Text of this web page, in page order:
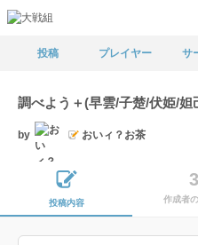
投稿 プレイヤー サ
調べよう＋(早雲/子楚/伏姫/妲
by おいィ？お茶
投稿内容 作成者